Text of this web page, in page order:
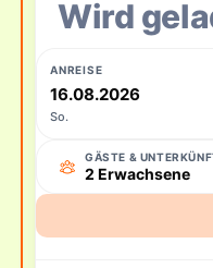
Wird
ANREISE
16.08.2026
So.
GÄSTE &
2 Erwachsene